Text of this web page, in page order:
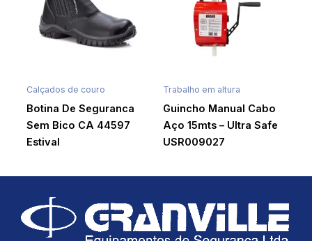
Calçados de couro
Botina De Seguranca
Sem Bico CA 44597
Estival
Trabalho em altura
Guincho Manual Cabo
Aço 15mts – Ultra Safe
USR009027